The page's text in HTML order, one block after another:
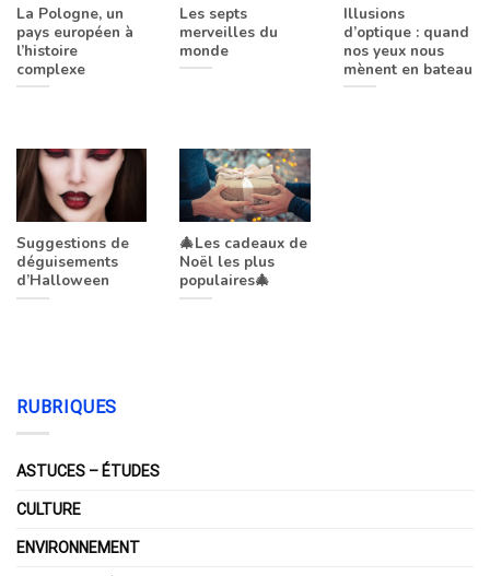
La Pologne, un
pays européen à
l’histoire
complexe
Les septs
merveilles du
monde
Illusions
d’optique : quand
nos yeux nous
mènent en bateau
Suggestions de
déguisements
d’Halloween
🎄Les cadeaux de
Noël les plus
populaires🎄
RUBRIQUES
ASTUCES – ÉTUDES
CULTURE
ENVIRONNEMENT